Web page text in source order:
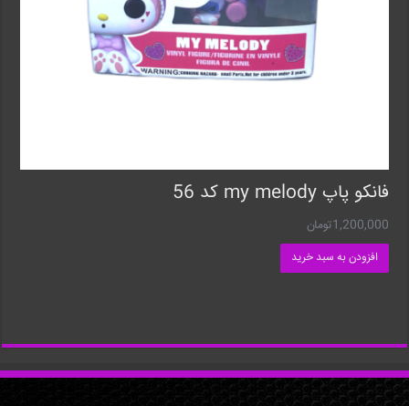
فانکو پاپ my melody کد 56
1,200,000تومان
افزودن به سبد خرید